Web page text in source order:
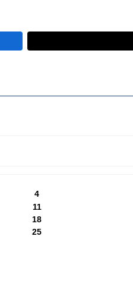
4
11
18
25